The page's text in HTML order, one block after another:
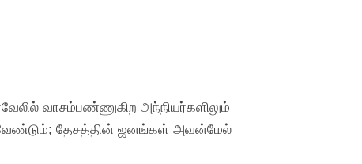
வாசம்பண்ணுகிற அந்நியர்களிலும்
தேசத்தின் ஜனங்கள் அவன்மேல்